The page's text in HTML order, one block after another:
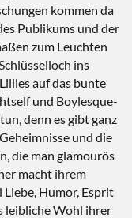
kommen da
Publikums und der
zum Leuchten
ins
auf das bunte
und Boylesque-
denn es gibt ganz
und die
die man glamourös
macht ihrem
Liebe, Humor, Esprit
leibliche Wohl ihrer